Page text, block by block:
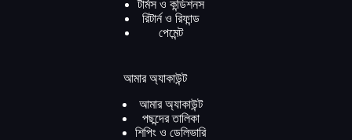
টার্মস ও কন্ডিশনস
রিটার্ন ও রিফান্ড
পেমেন্ট
আমার অ্যাকাউন্ট
আমার অ্যাকাউন্ট
পছন্দের তালিকা
শিপিং ও ডেলিভারি